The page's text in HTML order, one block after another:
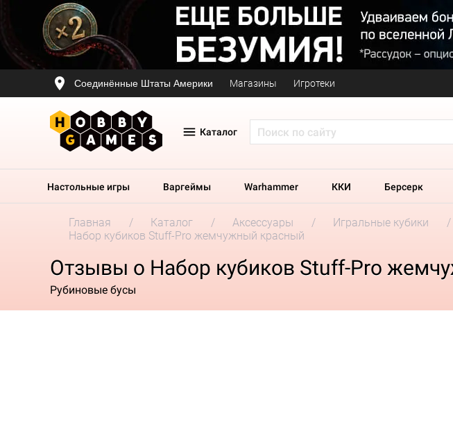
Соединённые Штаты Америки Магазины Игротеки
Каталог
Настольные игры Варгеймы Warhammer ККИ Берсерк
Главная Каталог Аксессуары Игральные кубики
Набор кубиков Stuff-Pro жемчужный красный
Отзывы о Набор кубиков Stuff-Pro
Рубиновые бусы